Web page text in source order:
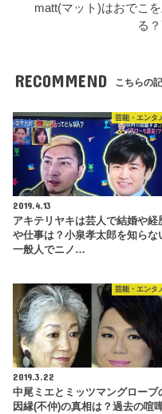
matt(マット)はおでこ
る
RECOMMEND こちらの
芸能・エンタ
2019.4.13
アキテリヤキは芸人で結婚や経
や仕事は？小泉孝太郎を知らな
一般人でニノ…
芸能・エンタ
2019.3.22
中尾ミエとミッツマングローブ
因縁(不仲)の真相は？過去の喧